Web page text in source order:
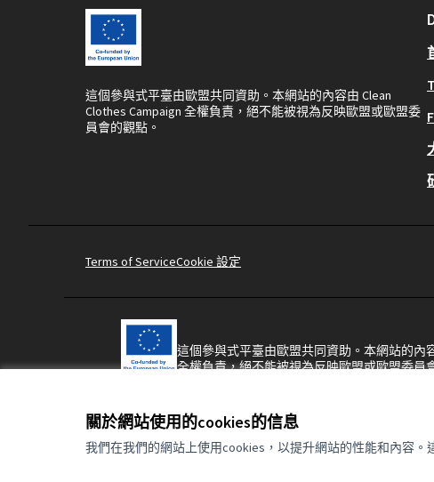
關於網站使用的cookies的信息
我們在我們的網站上使用cookies，以提升網站的性能和內容
這個參與式平臺由歐盟共同資助。本網站的內容由 Clean
Clothes Campaign 全權負責，絕不能被視為反映歐盟或歐盟委
員會的觀點。
Terms of ServiceCookie 設定
這個參與式平臺由歐盟共同資助。本網站的內
全權負責，絕不能被視為反映歐盟或歐盟委員